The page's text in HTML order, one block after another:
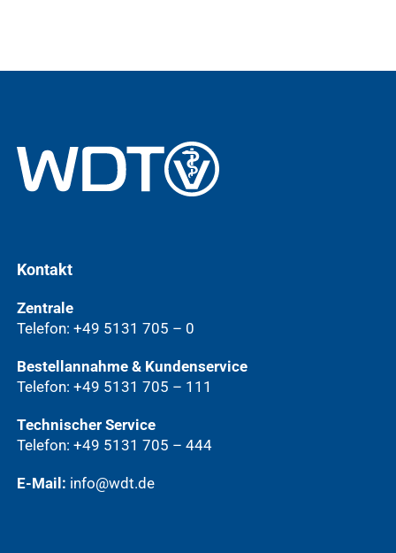
Kontakt
Zentrale
Telefon: +49 5131 705 – 0
Bestellannahme & Kundenservice
Telefon: +49 5131 705 – 111
Technischer Service
Telefon: +49 5131 705 – 444
E-Mail: info@wdt.de